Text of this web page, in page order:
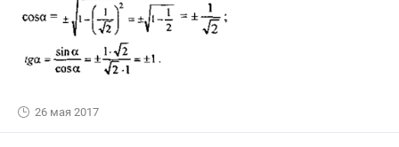
26 мая 2017